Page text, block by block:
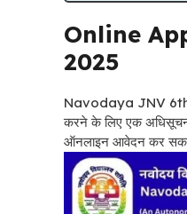
Online
2025
Navodaya JNV 6th
करने के लिए एक
ऑनलाइन आवेदन कर